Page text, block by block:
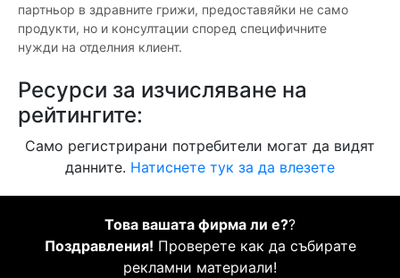
партньор в здравните грижи, предоставяйки не само
продукти, но и консултации според специфичните
нужди на отделния клиент.
Ресурси за изчисляване на
рейтингите:
Само регистрирани потребители могат да видят
данните. Натиснете тук за да влезете
Това вашата фирма ли е??
Поздравления! Проверете как да събирате
рекламни материали!